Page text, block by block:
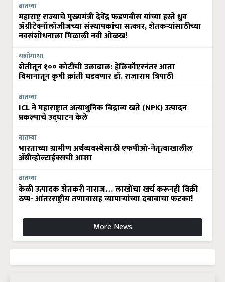
बातम्या
महाराष्ट्र राज्याचे मुख्यमंत्री देवेंद्र फडणवीस यांच्या हस्ते ध्रुव
ॲग्रीटेक्नॉलॉजीजच्या संस्थापकांचा सत्कार, शेतकऱ्यांसाठीच्या
नवसंशोधनाला मिळाली नवी ओळख!
यशोगाथा
शेतीतून १०० कोटींची उलाढाल: हेलिकॉप्टरनंतर आता
विमानातून कृषी क्रांती घडवणार डॉ. राजाराम त्रिपाठी
बातम्या
ICL ने महाराष्ट्रात अत्याधुनिक विद्राव्य खते (NPK) उत्पादन
प्रकल्पाचे उद्घाटन केले
बातम्या
भारताच्या ग्रामीण अर्थव्यवस्थेसाठी एफपीओ-नेतृत्वाखालील
अ‍ॅग्रीव्होल्टाईक्सची आशा
बातम्या
केळी उत्पादक शेतकरी नाराज… लाखोंचा खर्च करूनही विक्री
ठप्प- आंतरराष्ट्रीय तणावासह व्यापाऱ्यांच्या दबावाचा फटका!
More News